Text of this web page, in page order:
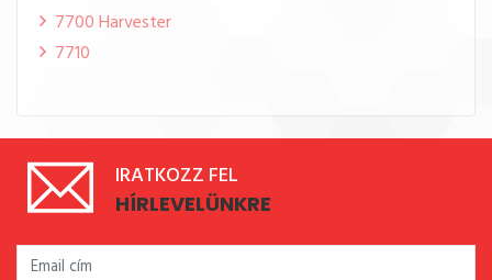
7700 Harvester
7710
IRATKOZZ FEL
HÍRLEVELÜNKRE